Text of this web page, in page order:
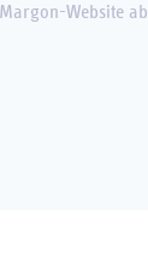
Website ab